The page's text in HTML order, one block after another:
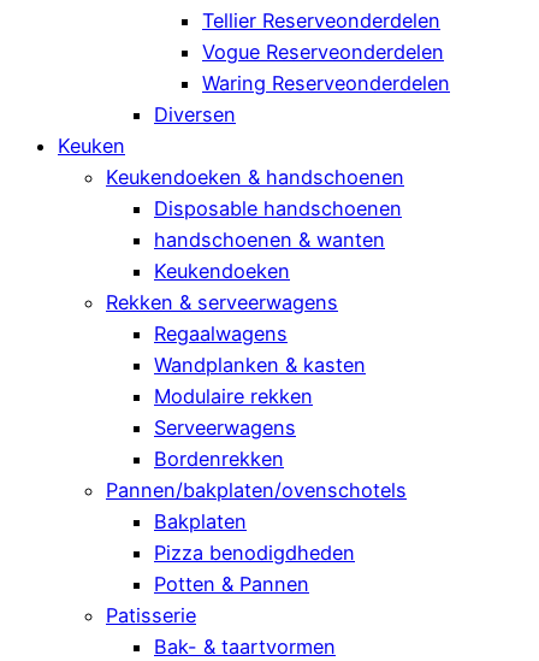
Tellier Reserveonderdelen
Vogue Reserveonderdelen
Waring Reserveonderdelen
Diversen
Keuken
Keukendoeken & handschoenen
Disposable handschoenen
handschoenen & wanten
Keukendoeken
Rekken & serveerwagens
Regaalwagens
Wandplanken & kasten
Modulaire rekken
Serveerwagens
Bordenrekken
Pannen/bakplaten/ovenschotels
Bakplaten
Pizza benodigdheden
Potten & Pannen
Patisserie
Bak- & taartvormen